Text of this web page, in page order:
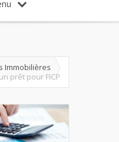
Immobilières
prêt pour FICP